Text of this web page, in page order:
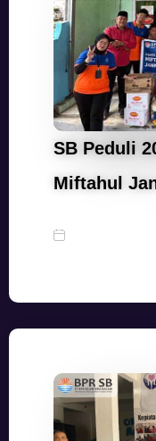
SB Peduli
Miftahul